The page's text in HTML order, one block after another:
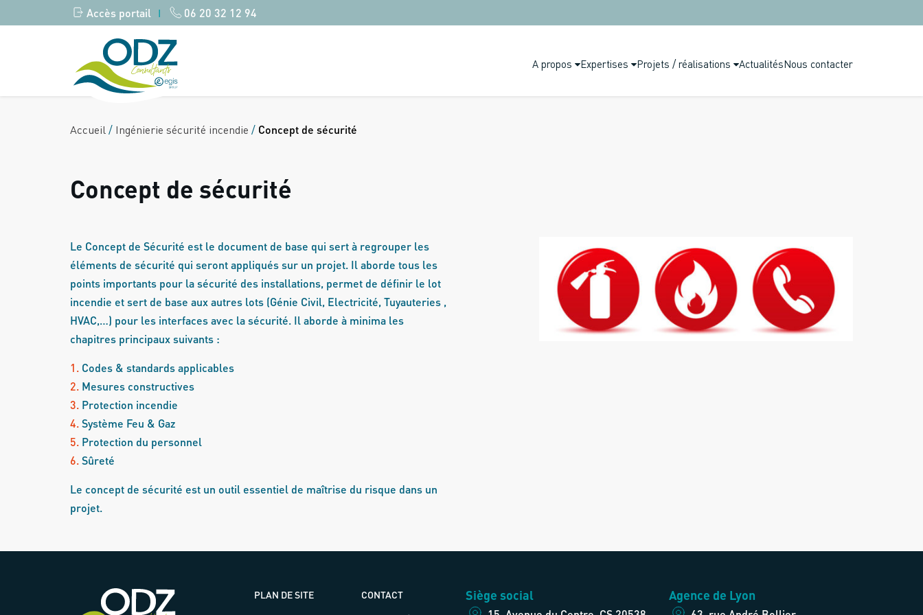
Accès portail | 06 20 32 12 94
A propos Expertises Projets / réalisations ActualitésNous contacter
Accueil / Ingénierie sécurité incendie / Concept de sécurité
Concept de sécurité
Le Concept de Sécurité est le document de base qui sert à regrouper les
éléments de sécurité qui seront appliqués sur un projet. Il aborde tous les
points importants pour la sécurité des installations, permet de définir le lot
incendie et sert de base aux autres lots (Génie Civil, Electricité, Tuyauteries ,
HVAC,…) pour les interfaces avec la sécurité. Il aborde à minima les
chapitres principaux suivants :
1. Codes & standards applicables
2. Mesures constructives
3. Protection incendie
4.Système Feu & Gaz
5. Protection du personnel
6.Sûreté
Le concept de sécurité est un outil essentiel de maîtrise du risque dans un
projet.
PLAN DE SITE CONTACT Siège social Agence de Lyon